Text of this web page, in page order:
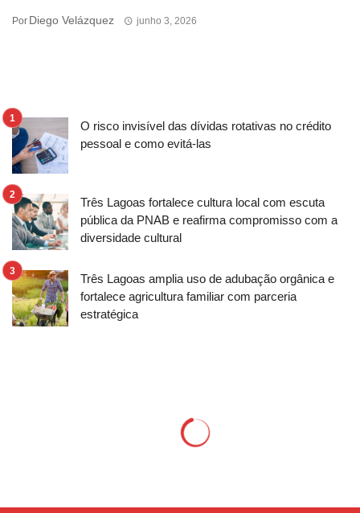
Por Diego Velázquez junho 3, 2026
O risco invisível das dívidas rotativas no crédito
pessoal e como evitá-las
Três Lagoas fortalece cultura local com escuta
pública da PNAB e reafirma compromisso com a
diversidade cultural
Três Lagoas amplia uso de adubação orgânica e
fortalece agricultura familiar com parceria
estratégica